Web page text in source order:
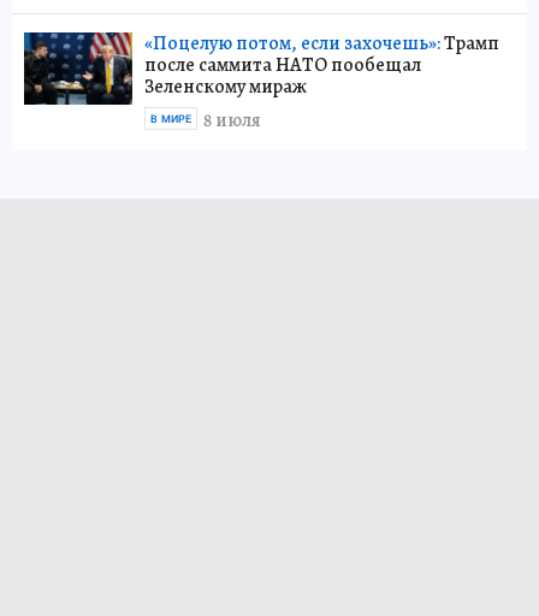
«Поцелую потом, если захочешь»:Трамп
после саммита НАТО пообещал
Зеленскому мираж
8 июля
В МИРЕ